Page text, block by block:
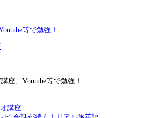
等で勉強！
座、Youtube等で勉強！.
講座